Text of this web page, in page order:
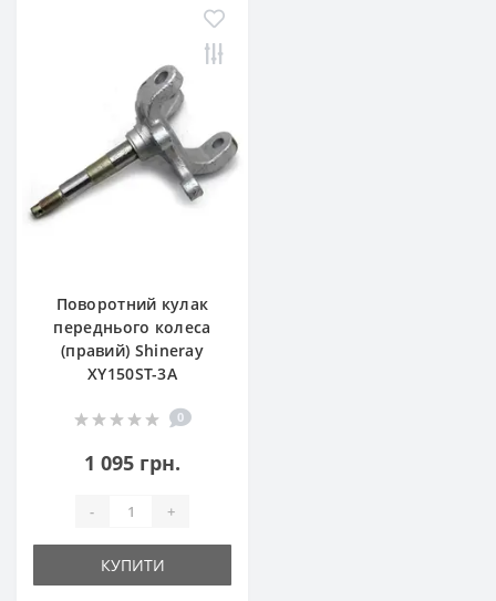
Поворотний кулак
переднього колеса
(правий) Shineray
XY150ST-3A
0
1 095 грн.
- +
КУПИТИ